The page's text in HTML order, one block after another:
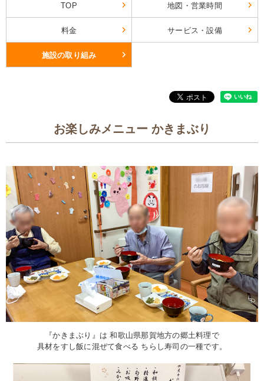
TOP 地図・営業時間
料金 サービス・設備
施設の取り組み
お楽しみメニュー かきまぶり
『かきまぶり』は 和歌山県那賀地方の郷土料理で
具材をすし飯に混ぜて食べる ちらし寿司の一種です。